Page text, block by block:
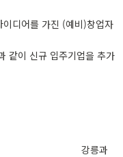
디어를 가진 (예비)창업자
같이 신규 입주기업을 추가
과